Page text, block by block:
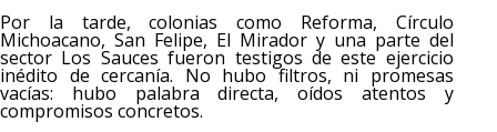
Por la tarde, colonias como Reforma, Círculo
Michoacano, San Felipe, El Mirador y una parte del
sector Los Sauces fueron testigos de este ejercicio
inédito de cercanía. No hubo filtros, ni promesas
vacías: hubo palabra directa, oídos atentos y
compromisos concretos.